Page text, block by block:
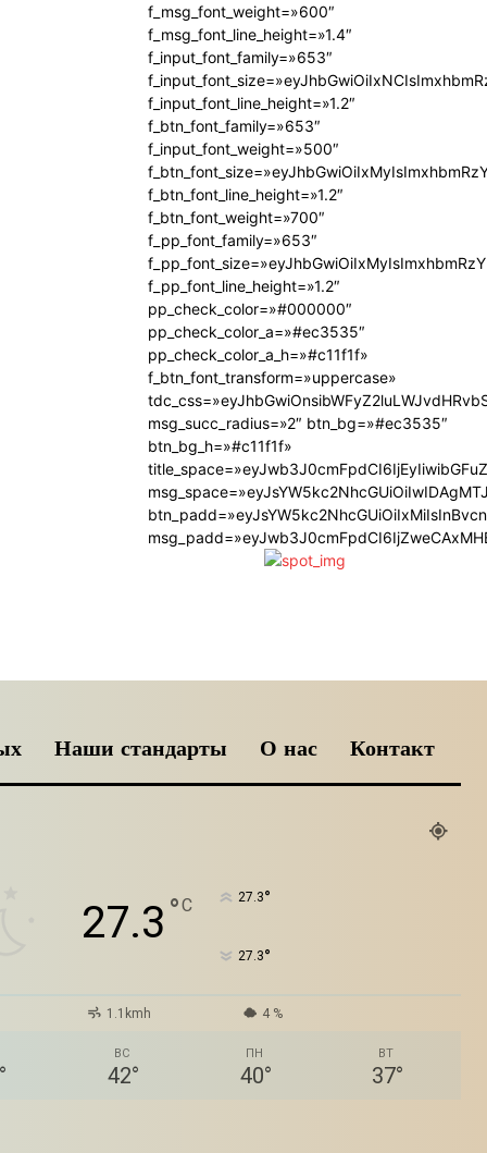
f_msg_font_weight=»600″
f_msg_font_line_height=»1.4″
f_input_font_family=»653″
f_input_font_line_height=»1.2″
f_btn_font_family=»653″
f_input_font_weight=»500″
f_btn_font_line_height=»1.2″
f_btn_font_weight=»700″
f_pp_font_family=»653″
f_pp_font_line_height=»1.2″
pp_check_color=»#000000″
pp_check_color_a=»#ec3535″
pp_check_color_a_h=»#c11f1f»
f_btn_font_transform=»uppercase»
msg_succ_radius=»2″ btn_bg=»#ec3535″
btn_bg_h=»#c11f1f»
Наши стандарты О нас Контакт
27.3 °C 27.3°
27.3°
1.1kmh 4 %
°
ВС
42°
ПН
40°
ВТ
37°